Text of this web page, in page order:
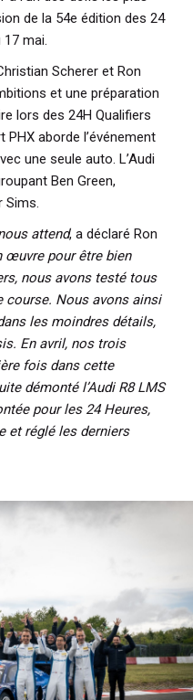
de la 54e édition des 24
17 mai.
Scherer et Ron
et une préparation
lors des 24H Qualifiers
aborde l’événement
une seule auto. L’Audi
Ben Green,
Sims.
attend, a déclaré Ron
œuvre pour être bien
nous avons testé tous
course. Nous avons ainsi
les moindres détails,
En avril, nos trois
fois dans cette
démonté l’Audi R8 LMS
pour les 24 Heures,
et réglé les derniers